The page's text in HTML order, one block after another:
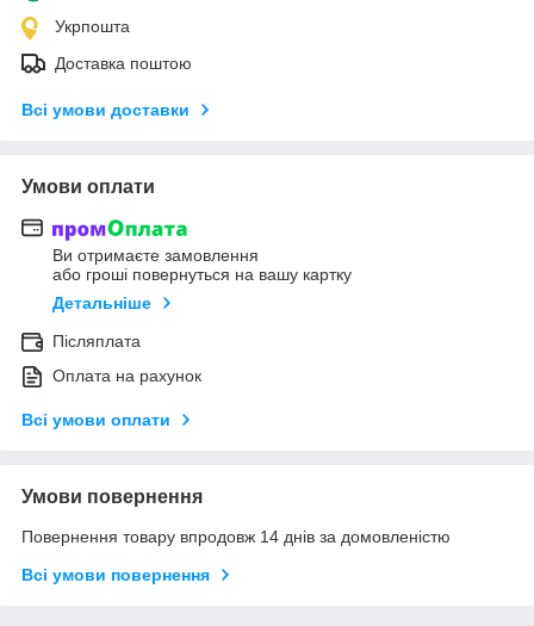
Укрпошта
Доставка поштою
Всі умови доставки
Умови оплати
Ви отримаєте замовлення
або гроші повернуться на вашу картку
Детальніше
Післяплата
Оплата на рахунок
Всі умови оплати
Умови повернення
Повернення товару впродовж 14 днів за домовленістю
Всі умови повернення